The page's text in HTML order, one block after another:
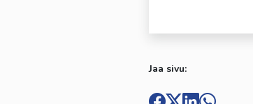
Jaa sivu: